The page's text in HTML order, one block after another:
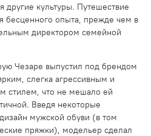
другие культуры. Путешествие
бесценного опыта, прежде чем в
директором семейной
Чезаре выпустил под брендом
слегка агрессивным и
стилем, что не мешало ей
Введя некоторые
мужской обуви (в том
пряжки), модельер сделал